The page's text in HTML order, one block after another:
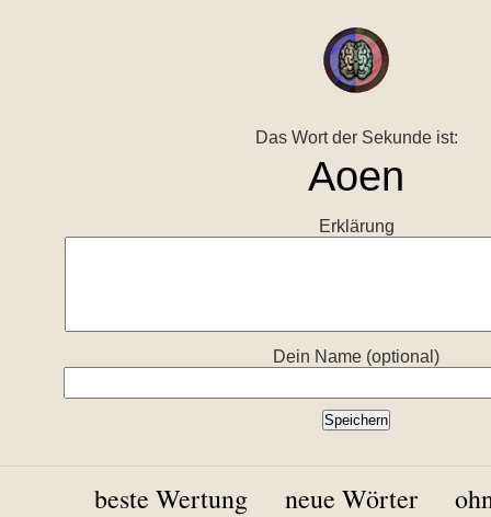
Das Wort der Sekunde ist:
Erklärung
Dein Name (optional)
beste Wertung neue Wörter